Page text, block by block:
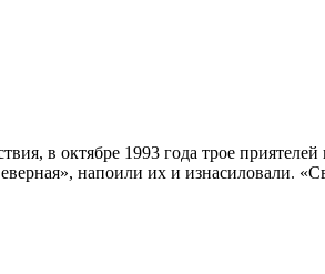
в октябре 1993 года трое
напоили их и изнасиловали.